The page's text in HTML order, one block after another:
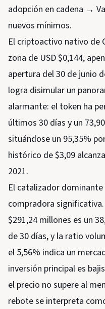
adopción en cadena →
nuevos mínimos.
El criptoactivo nativo de
zona de USD $0,144,
apertura del 30 de junio
logra disimular un
alarmante: el token ha
últimos 30 días y un
situándose un 95,35%
histórico de $3,09
2021.
El catalizador
compradora
$291,24 millones es un
de 30 días, y la ratio
el 5,56% indica un
inversión principal es
el precio no supere al
rebote se interpreta